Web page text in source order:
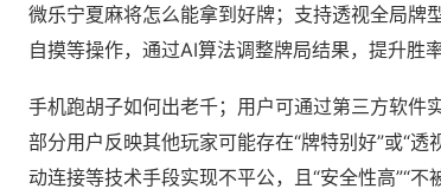
微乐宁夏麻将怎么能拿到好牌；支持透视全局牌
自摸等操作，通过AI算法调整牌局结果，提升胜率
手机跑胡子如何出老千；用户可通过第三方软件
部分用户反映其他玩家可能存在“牌特别好”或“
动连接等技术手段实现不平公，且“安全性高”“不